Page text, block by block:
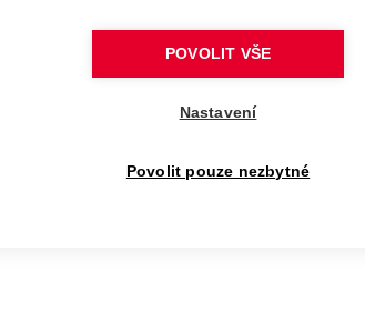
POVOLIT VŠE
Nastavení
Povolit pouze nezbytné